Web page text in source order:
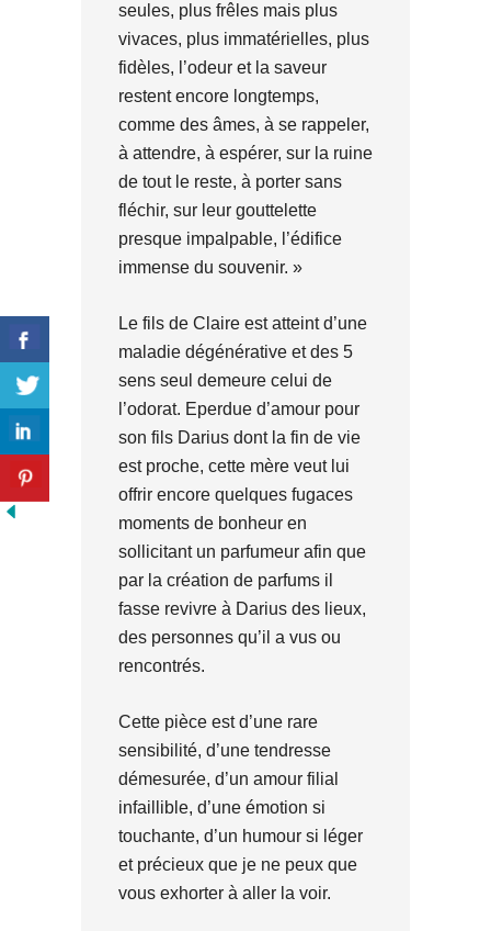
seules, plus frêles mais plus
vivaces, plus immatérielles, plus
fidèles, l’odeur et la saveur
restent encore longtemps,
comme des âmes, à se rappeler,
à attendre, à espérer, sur la ruine
de tout le reste, à porter sans
fléchir, sur leur gouttelette
presque impalpable, l’édifice
immense du souvenir. »
Le fils de Claire est atteint d’une
maladie dégénérative et des 5
sens seul demeure celui de
l’odorat. Eperdue d’amour pour
son fils Darius dont la fin de vie
est proche, cette mère veut lui
offrir encore quelques fugaces
moments de bonheur en
sollicitant un parfumeur afin que
par la création de parfums il
fasse revivre à Darius des lieux,
des personnes qu’il a vus ou
rencontrés.
Cette pièce est d’une rare
sensibilité, d’une tendresse
démesurée, d’un amour filial
infaillible, d’une émotion si
touchante, d’un humour si léger
et précieux que je ne peux que
vous exhorter à aller la voir.